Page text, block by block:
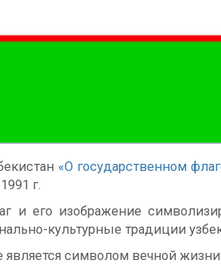
«О государственном
г.
и его изображение
культурные традиции
является символом вечной